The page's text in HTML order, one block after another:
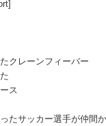
クレーンフィーバー
ス
たサッカー選手が仲間